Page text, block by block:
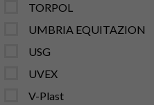
TORPOL
UMBRIA EQUITAZION
USG
UVEX
V-Plast